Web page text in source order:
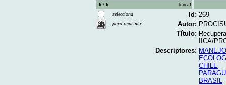
6 / 6
binca1
selecciona
para imprimir
Id: 269
Autor:
Título:
IICA/
Descriptores:
CHILE
BRASIL